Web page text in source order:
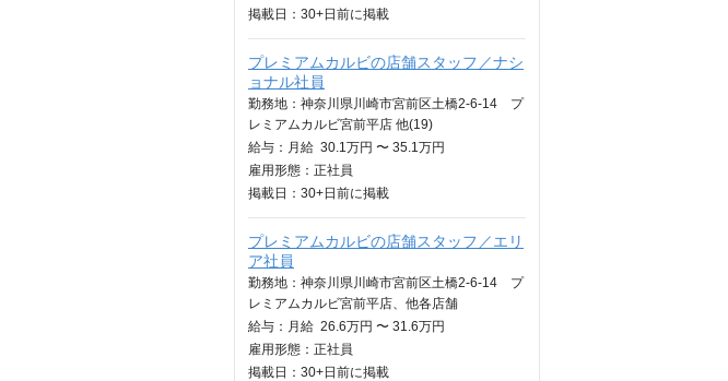
掲載日： 30+日 前に掲載
プレミアムカルビの店舗スタッフ／ナシ
ョナル社員
勤務地：神奈川県川崎市宮前区土橋2-6-14 プ
レミアムカルビ宮前平店 他(19)
給与： 月給 30.1万円 〜 35.1万円
雇用形態：正社員
掲載日： 30+日 前に掲載
プレミアムカルビの店舗スタッフ／エリ
ア社員
勤務地：神奈川県川崎市宮前区土橋2-6-14 プ
レミアムカルビ宮前平店、他各店舗
給与： 月給 26.6万円 〜 31.6万円
雇用形態：正社員
掲載日： 30+日 前に掲載